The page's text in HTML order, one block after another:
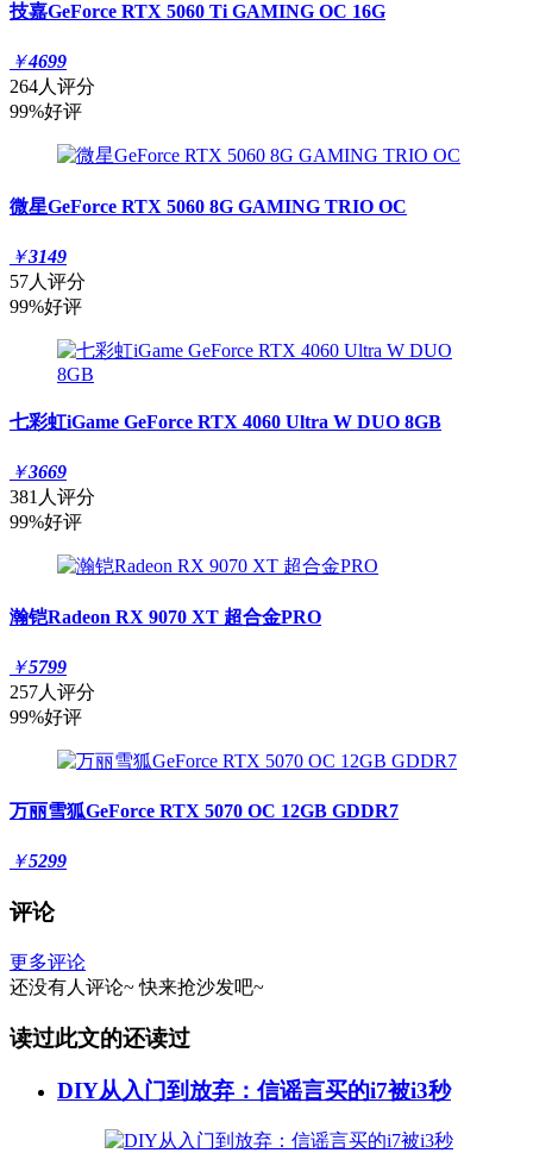
技嘉GeForce RTX 5060 Ti GAMING OC 16G
￥4699
264人评分
99%好评
微星GeForce RTX 5060 8G GAMING TRIO OC
￥3149
57人评分
99%好评
七彩虹iGame GeForce RTX 4060 Ultra W DUO 8GB
￥3669
381人评分
99%好评
瀚铠Radeon RX 9070 XT 超合金PRO
￥5799
257人评分
99%好评
万丽雪狐GeForce RTX 5070 OC 12GB GDDR7
￥5299
评论
更多评论
还没有人评论~ 快来抢沙发吧~
读过此文的还读过
DIY从入门到放弃：信谣言买的i7被i3秒